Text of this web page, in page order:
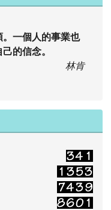
一個人的事業也
的信念。
林肯